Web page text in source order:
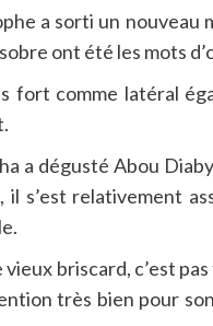
a sorti un nouveau
ont été les mots
fort comme latéral
a dégusté Abou
il s’est relativement
vieux briscard, c’est
très bien pour